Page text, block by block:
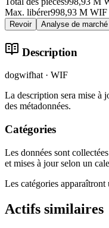
Max. libérer998,93 M WIF
Revoir Analyse de marché
Description
dogwifhat · WIF
La description sera mise à
des métadonnées.
Catégories
Les données sont
et mises à jour selon un
Les catégories apparaîtront
Actifs similaires